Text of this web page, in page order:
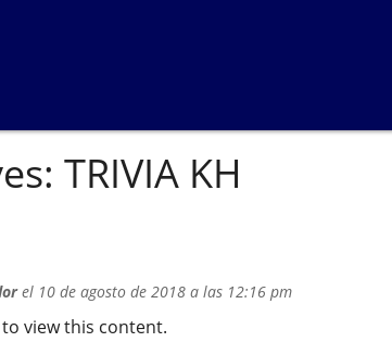
KNOW
KNOW
TRIVIA KH
el 10 de agosto de 2018 a las 12:16 pm
view this content.